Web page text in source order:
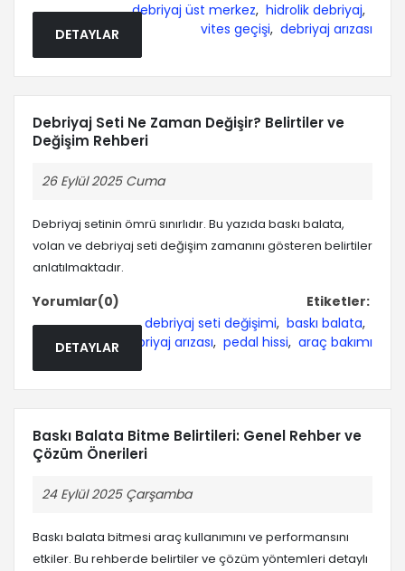
debriyaj üst merkez, hidrolik debriyaj,
vites geçişi, debriyaj arızası
DETAYLAR
Debriyaj Seti Ne Zaman Değişir? Belirtiler ve
Değişim Rehberi
26 Eylül 2025 Cuma
Debriyaj setinin ömrü sınırlıdır. Bu yazıda baskı balata,
volan ve debriyaj seti değişim zamanını gösteren belirtiler
anlatılmaktadır.
Etiketler:
debriyaj seti değişimi, baskı balata,
debriyaj arızası, pedal hissi, araç bakımı
Yorumlar(0)
DETAYLAR
Baskı Balata Bitme Belirtileri: Genel Rehber ve
Çözüm Önerileri
24 Eylül 2025 Çarşamba
Baskı balata bitmesi araç kullanımını ve performansını
etkiler. Bu rehberde belirtiler ve çözüm yöntemleri detaylı